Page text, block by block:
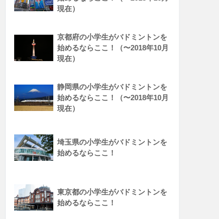
現在）
京都府の小学生がバドミントンを
始めるならここ！（〜2018年10月
現在）
静岡県の小学生がバドミントンを
始めるならここ！（〜2018年10月
現在）
埼玉県の小学生がバドミントンを
始めるならここ！
東京都の小学生がバドミントンを
始めるならここ！